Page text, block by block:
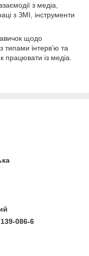
з медіа,
з ЗМІ, інструменти
щодо
типами інтерв’ю та
працювати із медіа.
086-6